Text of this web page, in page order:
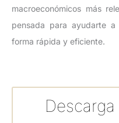
macroeconómicos más
pensada para ayudarte
forma rápida y eficiente.